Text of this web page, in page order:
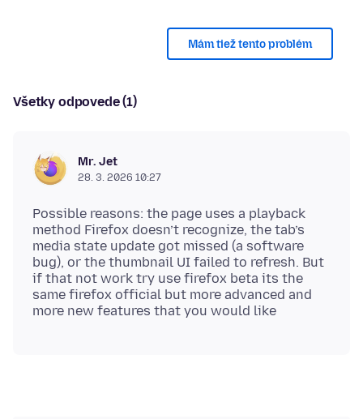
Mám tiež tento problém
Všetky odpovede (1)
Mr. Jet
28. 3. 2026 10:27
Possible reasons: the page uses a playback
method Firefox doesn’t recognize, the tab’s
media state update got missed (a software
bug), or the thumbnail UI failed to refresh. But
if that not work try use firefox beta its the
same firefox official but more advanced and